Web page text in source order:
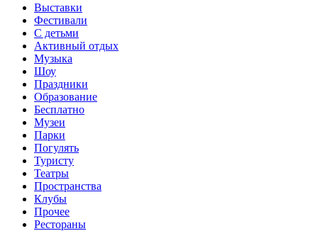
Выставки
Фестивали
С детьми
Активный отдых
Музыка
Шоу
Праздники
Образование
Бесплатно
Музеи
Парки
Погулять
Туристу
Театры
Пространства
Клубы
Прочее
Рестораны